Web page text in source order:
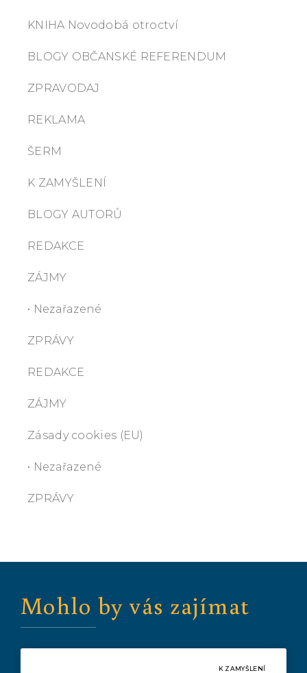
KNIHA Novodobá otroctví
BLOGY OBČANSKÉ REFERENDUM
ZPRAVODAJ
REKLAMA
ŠERM
K ZAMYŠLENÍ
BLOGY AUTORŮ
REDAKCE
ZÁJMY
• Nezařazené
ZPRÁVY
REDAKCE
ZÁJMY
Zásady cookies (EU)
• Nezařazené
ZPRÁVY
Mohlo by vás zajímat
K ZAMYŠLENÍ